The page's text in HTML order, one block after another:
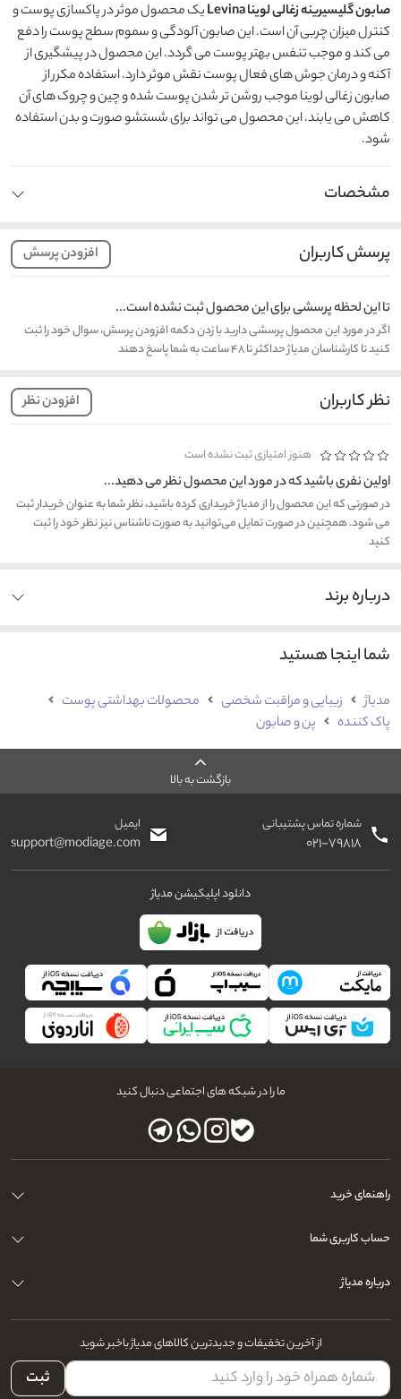
صابون گلیسیرینه زغالی لوینا Levina
یک محصول موثر در پاکسازی پوست و
کنترل میزان چربی آن است. این صابون آلودگی و سموم سطح پوست را دفع
می کند و موجب تنفس بهتر پوست می گردد. این محصول در پیشگیری از
آکنه و درمان جوش های فعال پوست نقش موثر دارد. استفاده مکرر از
صابون زغالی لوینا موجب روشن تر شدن پوست شده و چین و چروک های آن
کاهش می یابند. این محصول می تواند برای شستشو صورت و بدن استفاده
شود.
مشخصات
پرسش کاربران افزودن پرسش
تا این لحظه پرسشی برای این محصول ثبت نشده است...
اگر در مورد این محصول پرسشی دارید با زدن دکمه افزودن پرسش، سوال خود را ثبت
کنید تا کارشناسان مدیاژ حداکثر تا ۴۸ ساعت به شما پاسخ دهند
نظر کاربران افزودن نظر
هنوز امتیازی ثبت نشده است
اولین نفری باشید که در مورد این محصول نظر می دهید...
در صورتی که این محصول را از مدیاژ خریداری کرده باشید، نظر شما به عنوان خریدار ثبت
می شود. همچنین در صورت تمایل می‌توانید به صورت ناشناس نیز نظر خود را ثبت
کنید
درباره برند
شما اینجا هستید
مدیاژ زیبایی و مراقبت شخصی
محصولات بهداشتی پوست
پاک کننده
پن و صابون
بازگشت به بالا
شماره تماس پشتیبانی
۰۲۱-۷۹۸۱۸
ایمیل
support@modiage.com
دانلود اپلیکیشن مدیاژ
ما را در شبکه های اجتماعی دنبال کنید
راهنمای خرید
حساب کاربری شما
درباره مدیاژ
از آخرین تخفیفات و جدیدترین کالاهای مدیاژ باخبر شوید
ثبت